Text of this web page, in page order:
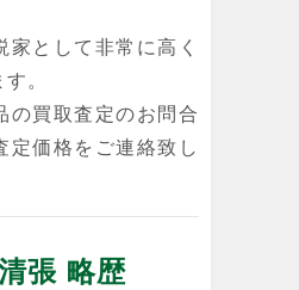
家として非常に高く
。
の買取査定のお問合
定価格をご連絡致し
張 略歴